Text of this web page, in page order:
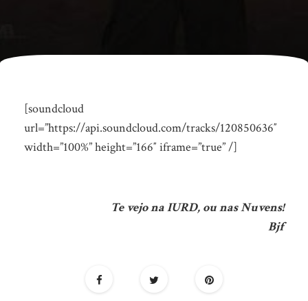
[soundcloud
url=”https://api.soundcloud.com/tracks/120850636″
width=”100%” height=”166″ iframe=”true” /]
Te vejo na IURD, ou nas Nuvens!
Bjf